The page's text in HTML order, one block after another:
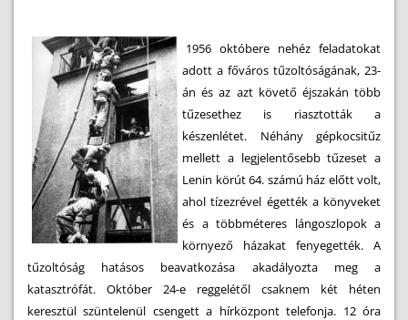
1956 októbere nehéz feladatokat
adott a főváros tűzoltóságának, 23-
án és az azt követő éjszakán több
tűzesethez is riasztották a
készenlétet. Néhány gépkocsitűz
mellett a legjelentősebb tűzeset a
Lenin körút 64. számú ház előtt volt,
ahol tízezrével égették a könyveket
és a többméteres lángoszlopok a
környező házakat fenyegették. A
tűzoltóság hatásos beavatkozása akadályozta meg a
katasztrófát. Október 24-e reggelétől csaknem két héten
keresztül szüntelenül csengett a hírközpont telefonja. 12 óra